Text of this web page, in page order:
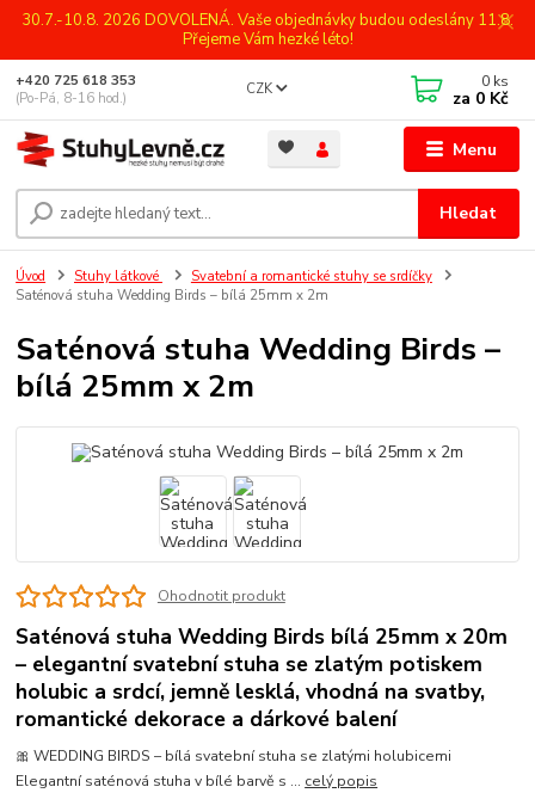
30.7.-10.8. 2026 DOVOLENÁ. Vaše objednávky budou odeslány 11.8.
Přejeme Vám hezké léto!
Menu
CZK
Hledat
+420 725 618 353
(Po-Pá, 8-16 hod.)
0 ks
za 0 Kč
Úvod Stuhy látkové
Svatební a romantické stuhy se srdíčky
Saténová stuha Wedding Birds – bílá 25mm x 2m
Saténová stuha Wedding Birds –
bílá 25mm x 2m
Ohodnotit produkt
Saténová stuha Wedding Birds bílá 25mm x 20m
– elegantní svatební stuha se zlatým potiskem
holubic a srdcí, jemně lesklá, vhodná na svatby,
romantické dekorace a dárkové balení
🎀 WEDDING BIRDS – bílá svatební stuha se zlatými holubicemi
Elegantní saténová stuha v bílé barvě s ... celý popis